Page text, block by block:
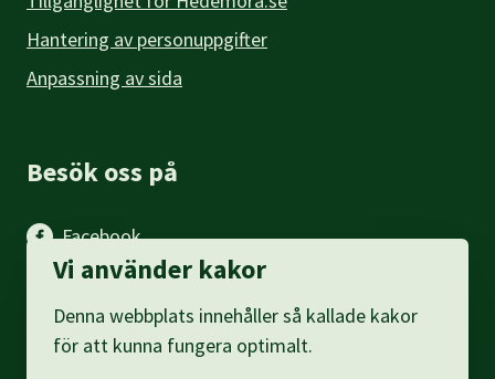
Hantering av personuppgifter
Anpassning av sida
Besök oss på
Facebook
Instagram
LinkedIn
Vi använder kakor
Denna webbplats innehåller så kallade kakor
för att kunna fungera optimalt.